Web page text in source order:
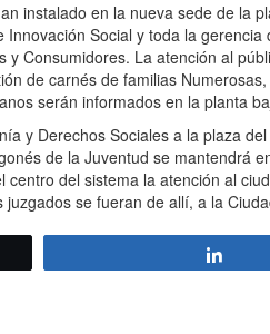
instalado en la nueva sede de la
Social y toda la
y Consumidores. La atención al
de carnés de familias
serán informados en la planta
y Derechos Sociales a la plaza
de la Juventud se mantendrá
centro del sistema la atención al
se fueran de allí, a la